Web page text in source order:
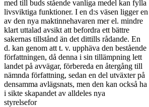
med till buds stående vanliga medel kan fylla
livsviktiga funktioner. I en d:s väsen ligger en
av den nya maktinnehavaren mer el. mindre
klart uttalad avsikt att befordra ett bättre
sakernas tillstånd än det dittills rådande. En
d. kan genom att t. v. upphäva den bestående
författningen, då denna i sin tillämpning lett
landet på avvägar, förbereda en återgång till
nämnda författning, sedan en del utväxter på
densamma avlägsnats, men den kan också ha
i sikte skapandet av alldeles nya
styrelsefor